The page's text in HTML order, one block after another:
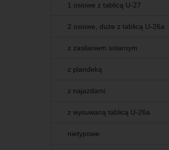
1 osiowe z tablicą U-27
2 osiowe, duże z tablicą U-26a
z zasilaniem solarnym
z plandeką
z najazdami
z wysuwaną tablicą U-26a
nietypowe